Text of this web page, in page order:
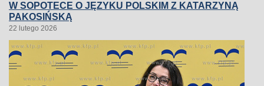
W SOPOTECE O JĘZYKU POLSKIM Z KATARZYNĄ
PAKOSIŃSKĄ
22 lutego 2026